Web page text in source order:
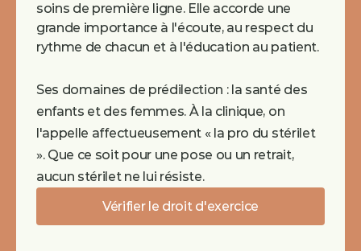
soins de première ligne. Elle accorde une
grande importance à l'écoute, au respect du
rythme de chacun et à l'éducation au patient.
Ses domaines de prédilection : la santé des
enfants et des femmes. À la clinique, on
l'appelle affectueusement « la pro du stérilet
». Que ce soit pour une pose ou un retrait,
aucun stérilet ne lui résiste.
Vérifier le droit d'exercice